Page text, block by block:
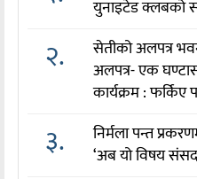
युनाइटेड क्लबको
२.
सेतीको अलपत्र
अलपत्र- एक
कार्यक्रम : फर्किए
३.
निर्मला पन्त
‘अब यो विषय